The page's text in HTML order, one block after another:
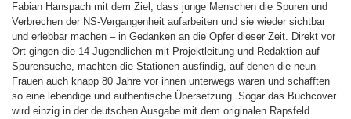
Fabian Hanspach mit dem Ziel, dass junge Menschen die Spuren und
Verbrechen der NS-Vergangenheit aufarbeiten und sie wieder sichtbar
und erlebbar machen – in Gedanken an die Opfer dieser Zeit. Direkt vor
Ort gingen die 14 Jugendlichen mit Projektleitung und Redaktion auf
Spurensuche, machten die Stationen ausfindig, auf denen die neun
Frauen auch knapp 80 Jahre vor ihnen unterwegs waren und schafften
so eine lebendige und authentische Übersetzung. Sogar das Buchcover
wird einzig in der deutschen Ausgabe mit dem originalen Rapsfeld